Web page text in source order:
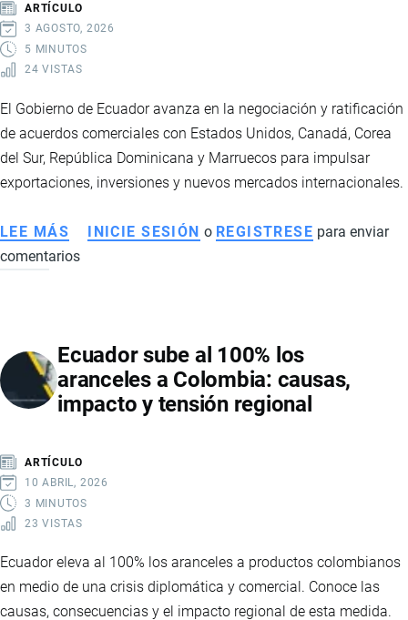
TENDRÁN
ARANCEL
0
BILATERAL
ARTÍCULO
3 AGOSTO, 2026
5 MINUTOS
24 VISTAS
El Gobierno de Ecuador avanza en la negociación y ratificación
de acuerdos comerciales con Estados Unidos, Canadá, Corea
del Sur, República Dominicana y Marruecos para impulsar
exportaciones, inversiones y nuevos mercados internacionales.
LEE MÁS SOBRE
ECUADOR
COMERCIAL
CON
NUEVOS
BUSCA
AMPLIAR
INICIE SESIÓN o REGISTRESE para enviar
comentarios
Ecuador sube al 100% los
aranceles a Colombia: causas,
impacto y tensión regional
ARTÍCULO
10 ABRIL, 2026
3 MINUTOS
23 VISTAS
Ecuador eleva al 100% los aranceles a productos colombianos
en medio de una crisis diplomática y comercial. Conoce las
causas, consecuencias y el impacto regional de esta medida.